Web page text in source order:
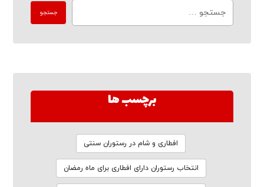
برچسب ها
افطاری و شام در رستوران سنتی
انتخاب رستوران دارای افطاری برای ماه رمضان